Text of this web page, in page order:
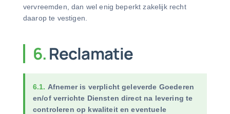
vervreemden, dan wel enig beperkt zakelijk recht
daarop te vestigen.
6.Reclamatie
6.1. Afnemer is verplicht geleverde Goederen
en/of verrichte Diensten direct na levering te
controleren op kwaliteit en eventuele